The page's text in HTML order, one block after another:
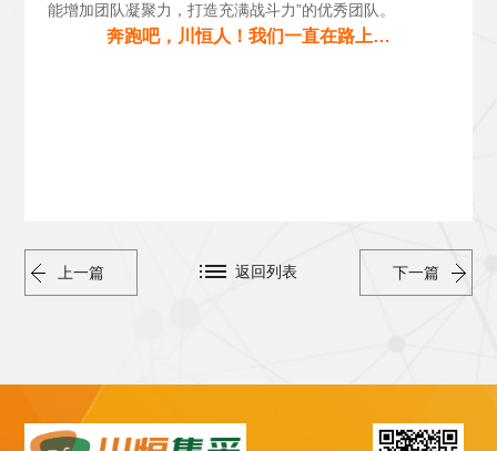
能增加团队凝聚力，打造充满战斗力”的优秀团队。
奔跑吧，川恒人！我们一直在路上…
上一篇 下一篇
返回列表